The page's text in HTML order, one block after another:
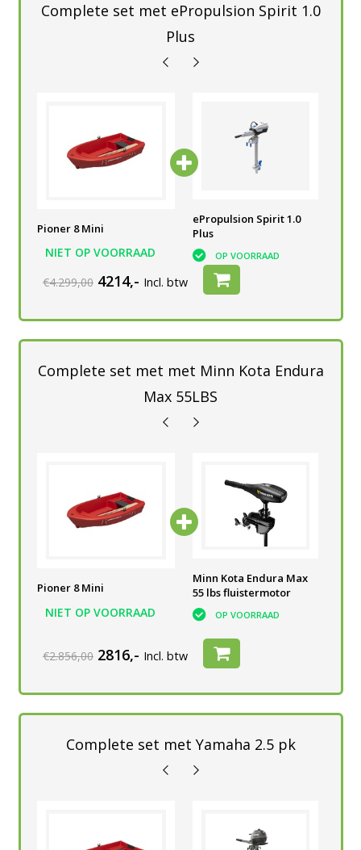
Complete set met ePropulsion Spirit 1.0
Plus
Pioner 8 Mini
NIET OP VOORRAAD
Plus
OP VOORRAAD
ePropulsion Spirit 1.0
Plus
OP VOORRAAD
€4.299,00 4214,- Incl. btw
Complete set met met Minn Kota Endura
Max 55LBS
Pioner 8 Mini
NIET OP VOORRAAD
Talamex 60 A
OP VOORRAAD
Minn Kota Endura Max
55 lbs fluistermotor
OP VOORRAAD
€2.856,00 2816,- Incl. btw
Complete set met Yamaha 2.5 pk